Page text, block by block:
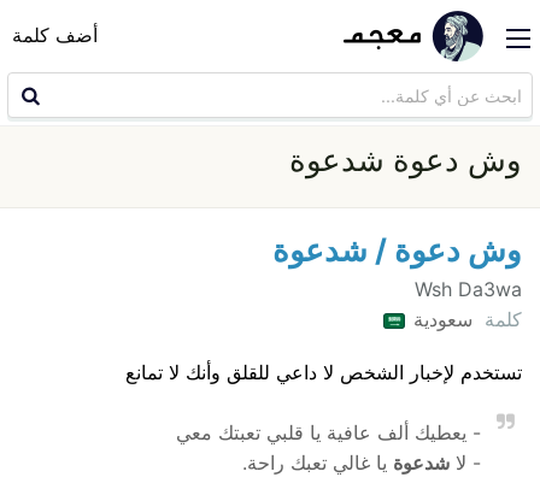
أضف كلمة
وش دعوة شدعوة
وش دعوة / شدعوة
Wsh Da3wa
كلمة سعودية
تستخدم لإخبار الشخص لا داعي للقلق وأنك لا تمانع
- يعطيك ألف عافية يا قلبي تعبتك معي
- لا شدعوة يا غالي تعبك راحة.